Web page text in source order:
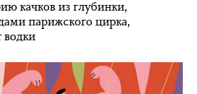
качков из глубинки,
парижского цирка,
водки